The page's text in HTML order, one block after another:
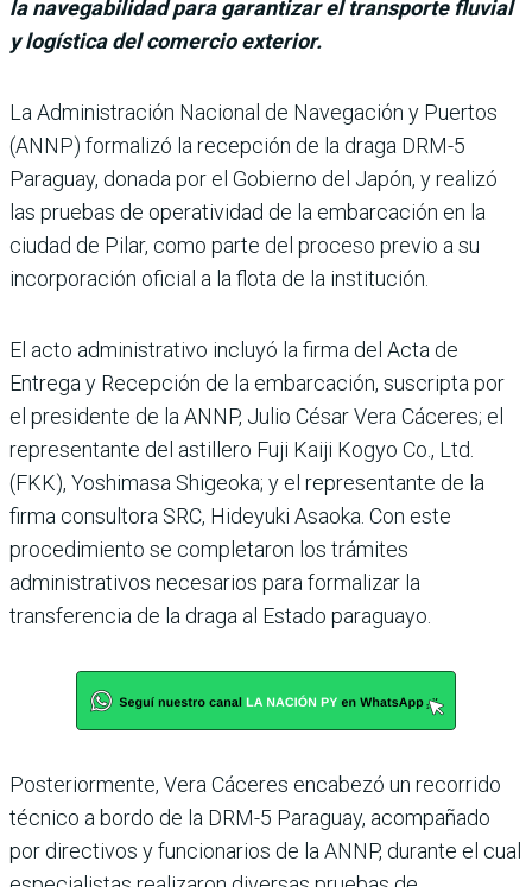
la navegabilidad para garantizar el transporte fluvial
y logística del comercio exterior.
La Administración Nacional de Navega­ción y Puertos
(ANNP) formalizó la recepción de la draga DRM-5
Paraguay, donada por el Gobierno del Japón, y realizó
las pruebas de operatividad de la embar­cación en la
ciudad de Pilar, como parte del proceso previo a su
incorporación oficial a la flota de la institución.
El acto administrativo incluyó la firma del Acta de
Entrega y Recepción de la embarcación, suscripta por
el presidente de la ANNP, Julio César Vera Cáceres; el
representante del astillero Fuji Kaiji Kogyo Co., Ltd.
(FKK), Yoshimasa Shigeoka; y el representante de la
firma consultora SRC, Hideyuki Asaoka. Con este
procedi­miento se completaron los trámites
administrativos necesarios para formalizar la
transferencia de la draga al Estado paraguayo.
Posteriormente, Vera Cáce­res encabezó un recorrido
técnico a bordo de la DRM-5 Paraguay, acompañado
por directivos y funcionarios de la ANNP, durante el cual